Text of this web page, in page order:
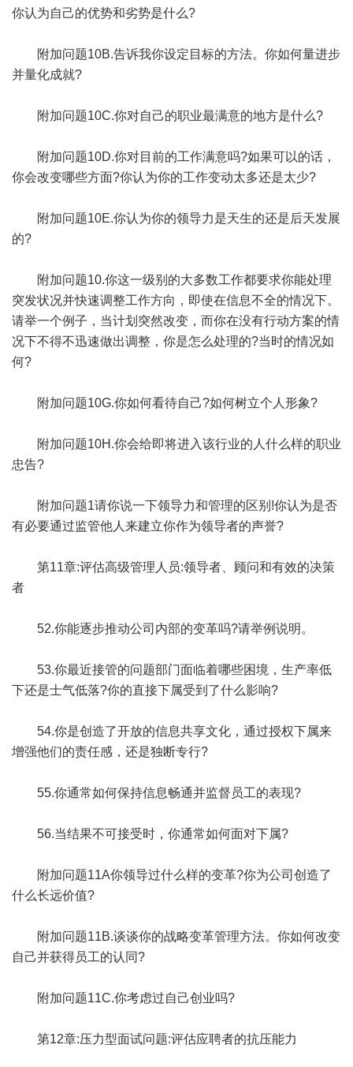
你认为自己的优势和劣势是什么?
附加问题10B.告诉我你设定目标的方法。你如何量进步
并量化成就?
附加问题10C.你对自己的职业最满意的地方是什么?
附加问题10D.你对目前的工作满意吗?如果可以的话，
你会改变哪些方面?你认为你的工作变动太多还是太少?
附加问题10E.你认为你的领导力是天生的还是后天发展
的?
附加问题10.你这一级别的大多数工作都要求你能处理
突发状况并快速调整工作方向，即使在信息不全的情况下。
请举一个例子，当计划突然改变，而你在没有行动方案的情
况下不得不迅速做出调整，你是怎么处理的?当时的情况如
何?
附加问题10G.你如何看待自己?如何树立个人形象?
附加问题10H.你会给即将进入该行业的人什么样的职业
忠告?
附加问题1请你说一下领导力和管理的区别!你认为是否
有必要通过监管他人来建立你作为领导者的声誉?
第11章:评估高级管理人员:领导者、顾问和有效的决策
者
52.你能逐步推动公司内部的变革吗?请举例说明。
53.你最近接管的问题部门面临着哪些困境，生产率低
下还是士气低落?你的直接下属受到了什么影响?
54.你是创造了开放的信息共享文化，通过授权下属来
增强他们的责任感，还是独断专行?
55.你通常如何保持信息畅通并监督员工的表现?
56.当结果不可接受时，你通常如何面对下属?
附加问题11A你领导过什么样的变革?你为公司创造了
什么长远价值?
附加问题11B.谈谈你的战略变革管理方法。你如何改变
自己并获得员工的认同?
附加问题11C.你考虑过自己创业吗?
第12章:压力型面试问题:评估应聘者的抗压能力